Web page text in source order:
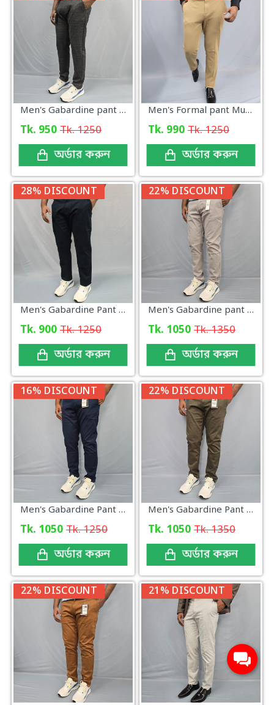
Men's Gabardine pant Dark Charcoal Brown Plaid
Tk. 950 Tk. 1250
অর্ডার করুন
Men's Formal pant Mustard Color
Tk. 990 Tk. 1250
অর্ডার করুন
28% DISCOUNT
Men's Gabardine Pant Dark Navy
Tk. 900 Tk. 1250
অর্ডার করুন
22% DISCOUNT
Men's Gabardine pant Light Ash
Tk. 1050 Tk. 1350
অর্ডার করুন
16% DISCOUNT
Men's Gabardine Pant Navy Color
Tk. 1050 Tk. 1250
অর্ডার করুন
22% DISCOUNT
Men's Gabardine Pant Olive Color
Tk. 1050 Tk. 1350
অর্ডার করুন
22% DISCOUNT 21% DISCOUNT